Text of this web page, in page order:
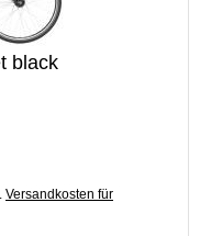
black
Versandkosten für